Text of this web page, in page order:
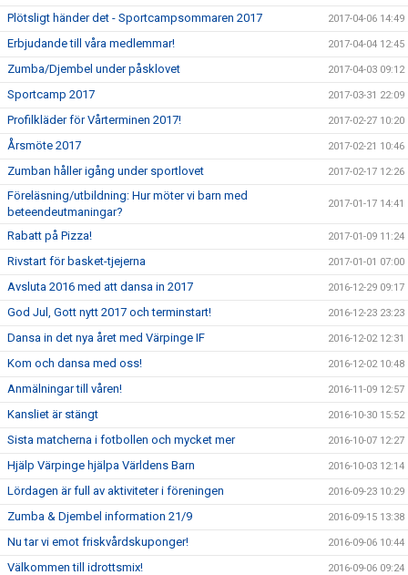
Plötsligt händer det - Sportcampsommaren 2017 2017-04-06 14:49
Erbjudande till våra medlemmar! 2017-04-04 12:45
Zumba/Djembel under påsklovet 2017-04-03 09:12
Sportcamp 2017 2017-03-31 22:09
Profilkläder för Vårterminen 2017! 2017-02-27 10:20
Årsmöte 2017 2017-02-21 10:46
Zumban håller igång under sportlovet 2017-02-17 12:26
Föreläsning/utbildning: Hur möter vi barn med
beteendeutmaningar?
2017-01-17 14:41
Rabatt på Pizza! 2017-01-09 11:24
Rivstart för basket-tjejerna 2017-01-01 07:00
Avsluta 2016 med att dansa in 2017 2016-12-29 09:17
God Jul, Gott nytt 2017 och terminstart! 2016-12-23 23:23
Dansa in det nya året med Värpinge IF 2016-12-02 12:31
Kom och dansa med oss! 2016-12-02 10:48
Anmälningar till våren! 2016-11-09 12:57
Kansliet är stängt 2016-10-30 15:52
Sista matcherna i fotbollen och mycket mer 2016-10-07 12:27
Hjälp Värpinge hjälpa Världens Barn 2016-10-03 12:14
Lördagen är full av aktiviteter i föreningen 2016-09-23 10:29
Zumba & Djembel information 21/9 2016-09-15 13:38
Nu tar vi emot friskvårdskuponger! 2016-09-06 10:44
Välkommen till idrottsmix! 2016-09-06 09:24